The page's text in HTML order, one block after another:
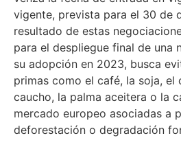
vigente, prevista para el 30 de
resultado de estas
para el despliegue final de una
su adopción en 2023, busca
primas como el café, la soja, el
caucho, la palma aceitera o la
mercado europeo asociadas a
deforestación o degradación